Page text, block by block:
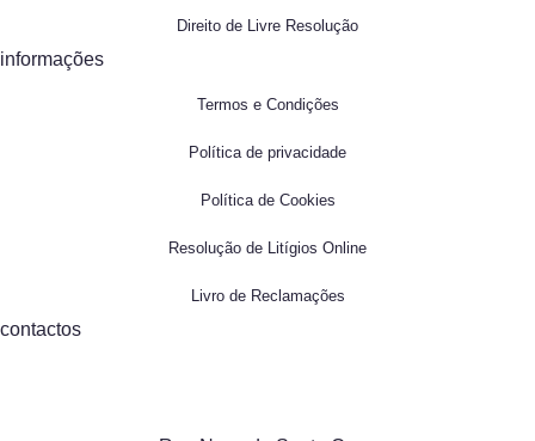
Direito de Livre Resolução
informações
Termos e Condições
Política de privacidade
Política de Cookies
Resolução de Litígios Online
Livro de Reclamações
contactos